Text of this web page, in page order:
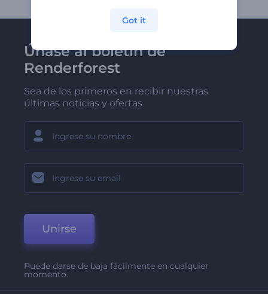
Únase al boletín de
Renderforest
Sea de los primeros en recibir nuestras
últimas noticias y ofertas
Unirse
Puede darse de baja fácilmente en cualquier
momento.
Got it